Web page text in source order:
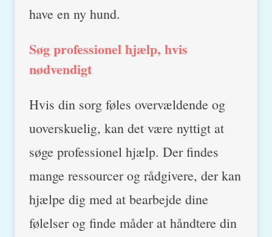
have en ny hund.
Søg professionel hjælp, hvis
nødvendigt
Hvis din sorg føles overvældende og
uoverskuelig, kan det være nyttigt at
søge professionel hjælp. Der findes
mange ressourcer og rådgivere, der kan
hjælpe dig med at bearbejde dine
følelser og finde måder at håndtere din